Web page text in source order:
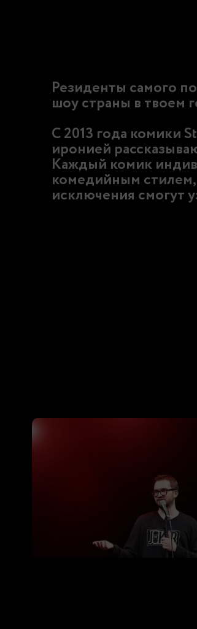
Резиденты самого
шоу страны в твоем
С 2013 года комики
иронией
Каждый комик
комедийным
исключения смогут